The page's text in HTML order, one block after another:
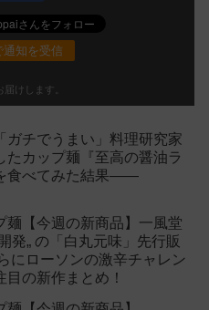
通知を受信
届けします。
ガチでうまい」料理研究家
たカップ麺『至高の醤油ラ
食べてみた結果——
麺【今週の新商品】一風堂
発„ の「白丸元味」先行販
にローソンの激辛チャレン
目の新作まとめ！